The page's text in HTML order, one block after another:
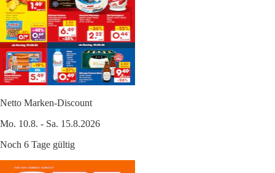
Netto Marken-Discount
Mo. 10.8. - Sa. 15.8.2026
Noch 6 Tage gültig